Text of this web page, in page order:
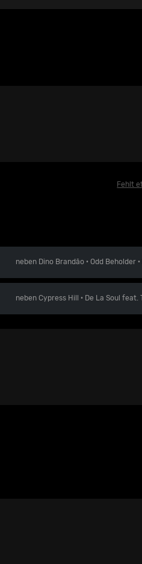
Fehlt
neben Dino Brandão ·Odd Beholder ·
nebenCypress Hill · De La Soul feat. Talib Kweli & Yasiin